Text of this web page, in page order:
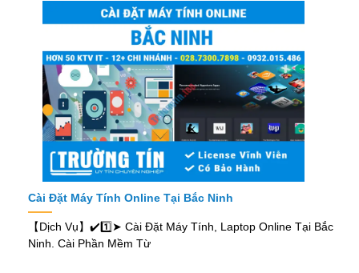
Cài Đặt Máy Tính Online Tại Bắc Ninh
【Dịch Vụ】✔️1️⃣➤ Cài Đặt Máy Tính, Laptop Online Tại Bắc
Ninh. Cài Phần Mềm Từ